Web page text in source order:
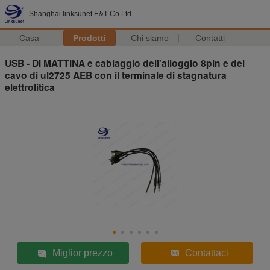
Shanghai linksunet E&T Co.Ltd
Casa Prodotti Chi siamo Contatti
USB - DI MATTINA e cablaggio dell'alloggio 8pin e del
cavo di ul2725 AEB con il terminale di stagnatura
elettrolitica
Miglior prezzo Contattaci